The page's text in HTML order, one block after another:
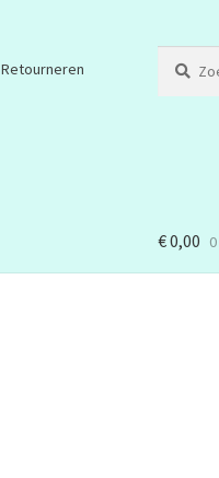
Retourneren
€0,00